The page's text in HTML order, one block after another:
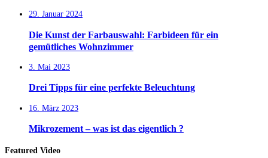
29. Januar 2024
Die Kunst der Farbauswahl: Farbideen für ein
gemütliches Wohnzimmer
3. Mai 2023
Drei Tipps für eine perfekte Beleuchtung
16. März 2023
Mikrozement – was ist das eigentlich ?
Featured Video